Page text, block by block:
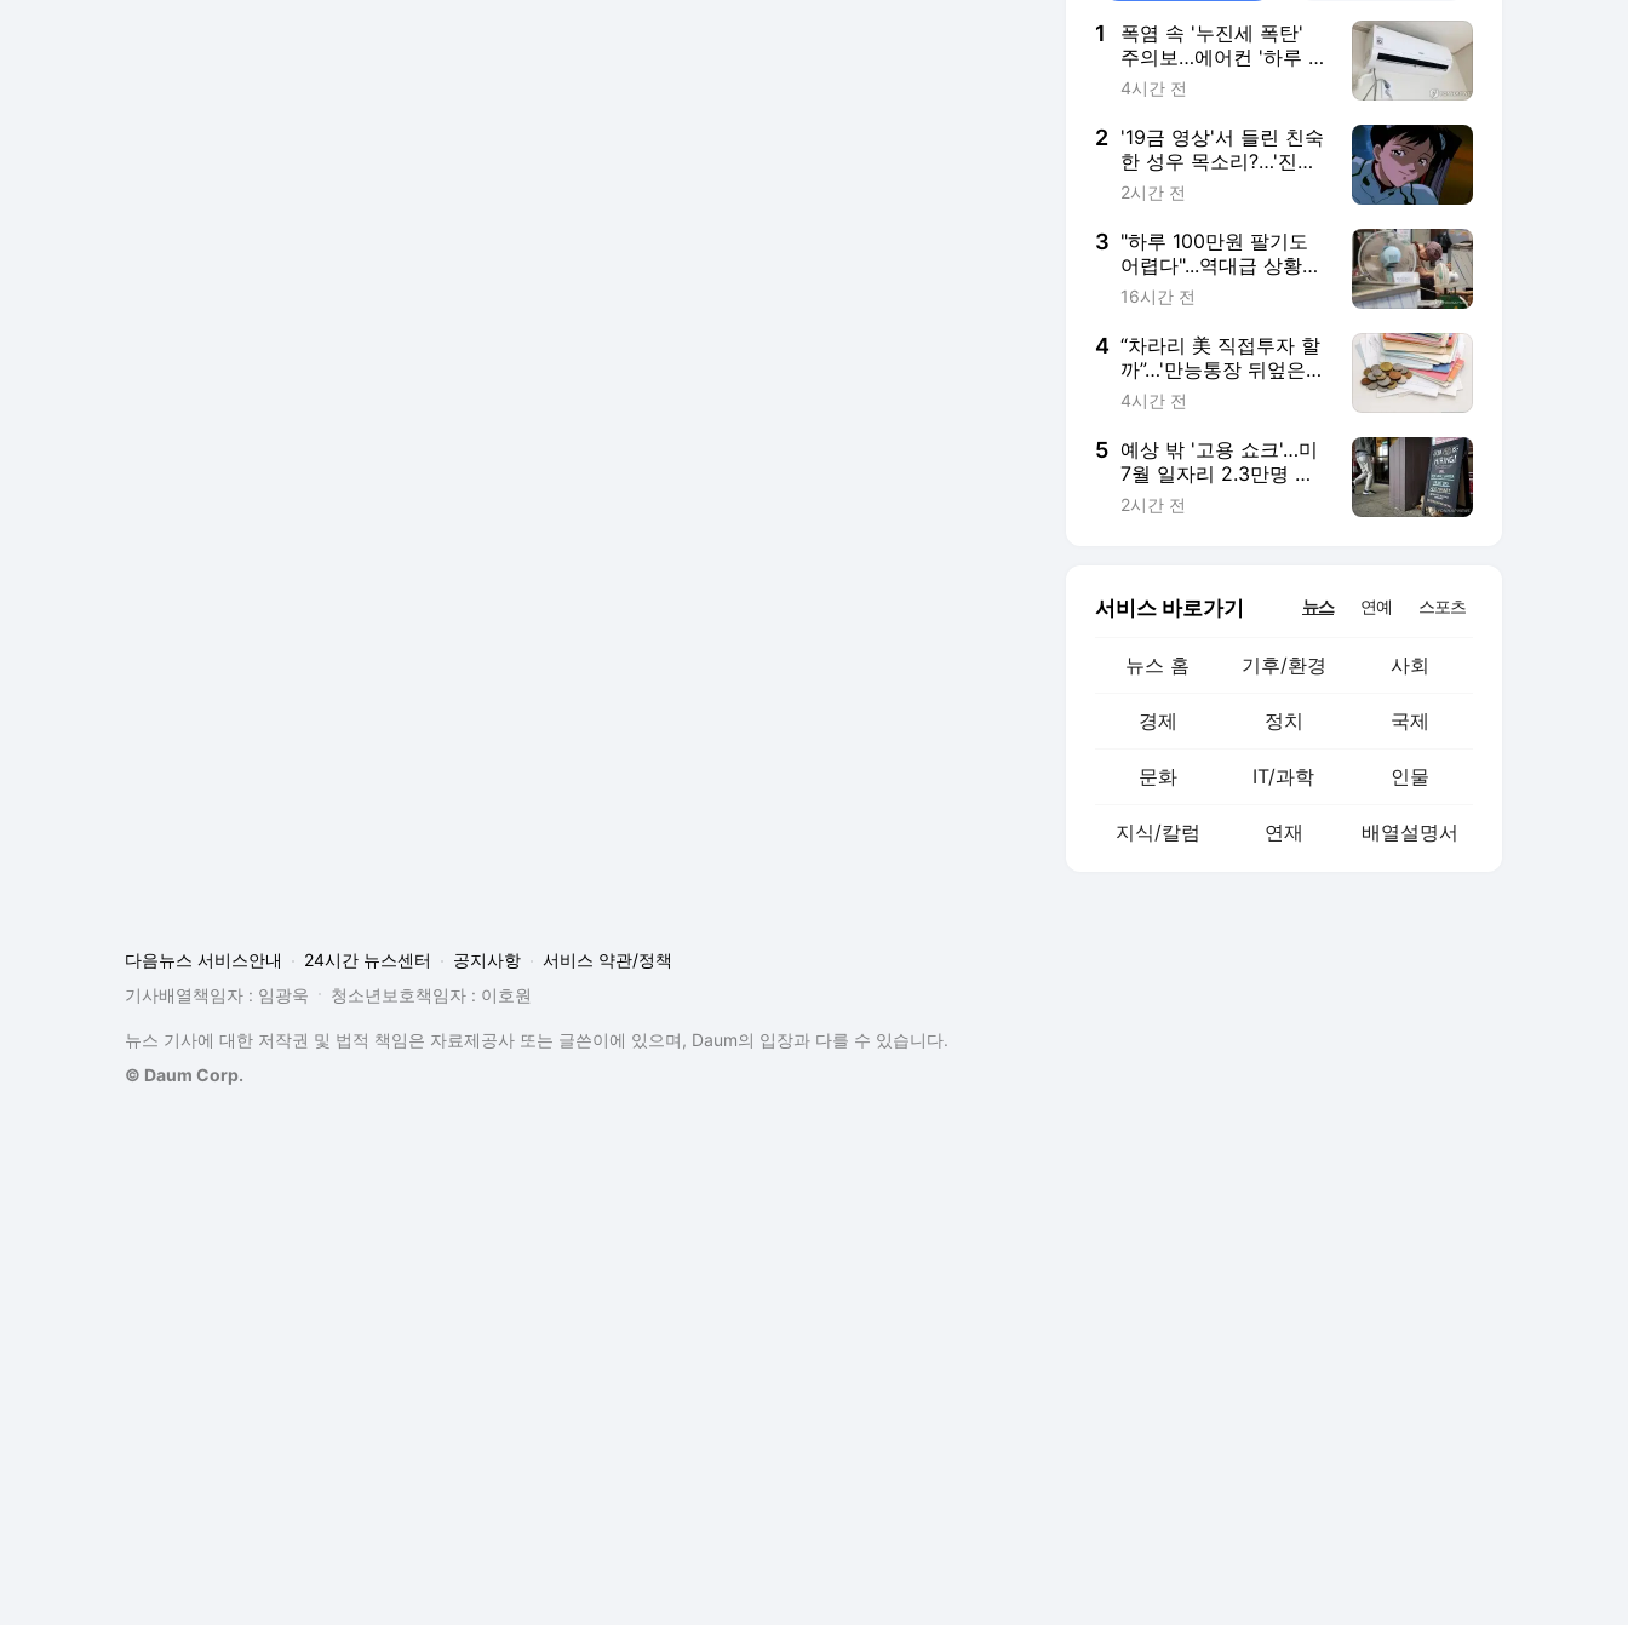
1
폭염 속 '누진세 폭탄'
주의보…에어컨 '하루 종
일' 틀면 요금 무려
4시간 전
2 '19금 영상'서 들린 친숙
한 성우 목소리?…'진실'
알고보니 [글로벌 pick]
2시간 전
3 "하루 100만원 팔기도
어렵다"...역대급 상황에
자영업자 '비명'
16시간 전
4 “차라리 美 직접투자 할
까”…'만능통장 뒤엎은
개편' 개미 울상 [쩐널리
4시간 전
5 예상 밖 '고용 쇼크'…미
7월 일자리 2.3만명 감
소
2시간 전
서비스 바로가기 뉴스 연예 스포츠
뉴스 홈 기후/환경 사회
경제 정치 국제
문화 IT/과학 인물
지식/칼럼 연재 배열설명서
다음뉴스 서비스안내 24시간 뉴스센터 공지사항
서비스 약관/정책
기사배열책임자 : 임광욱
청소년보호책임자 : 이호원
뉴스 기사에 대한 저작권 및 법적 책임은 자료제공사 또는 글쓴이에 있으며, Daum의 입장과 다를 수 있습니다.
© Daum Corp.